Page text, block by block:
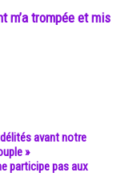
m’a trompée et mis
avant notre
»
participe pas aux